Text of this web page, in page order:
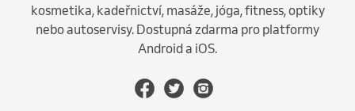
kosmetika, kadeřnictví, masáže, jóga, fitness, optiky
nebo autoservisy. Dostupná zdarma pro platformy
Android a iOS.